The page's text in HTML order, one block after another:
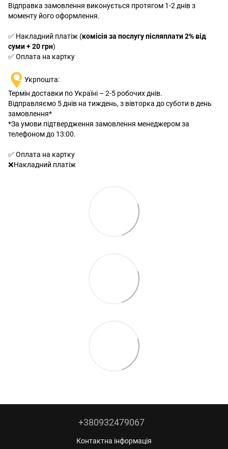
Відправка замовлення виконується протягом 1-2 днів з
моменту його оформлення.
✅ Накладний платіж (комісія за послугу післяплати 2% від
суми + 20 грн)
✅ Оплата на картку
Укрпошта:
Термін доставки по Україні – 2-5 робочих днів.
Відправляємо 5 днів на тиждень, з вівторка до суботи в день
замовлення*
*За умови підтвердження замовлення менеджером за
телефоном до 13:00.
✅ Оплата на картку
❌Накладний платіж
+380932479067
Контактна інформація